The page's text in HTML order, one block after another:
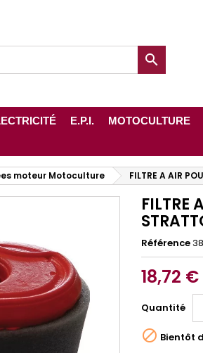

E.P.I. MOTOCULTURE
moteur Motoculture FILTRE A AIR
FILTRE
Référence
18,72 €
Quantité
 Bientôt